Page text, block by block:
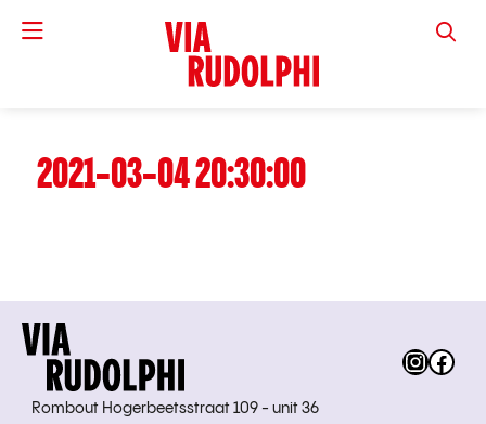
VIA
2021-03-04 20:30:00
Rombout Hogerbeetsstraat 109 - unit 36